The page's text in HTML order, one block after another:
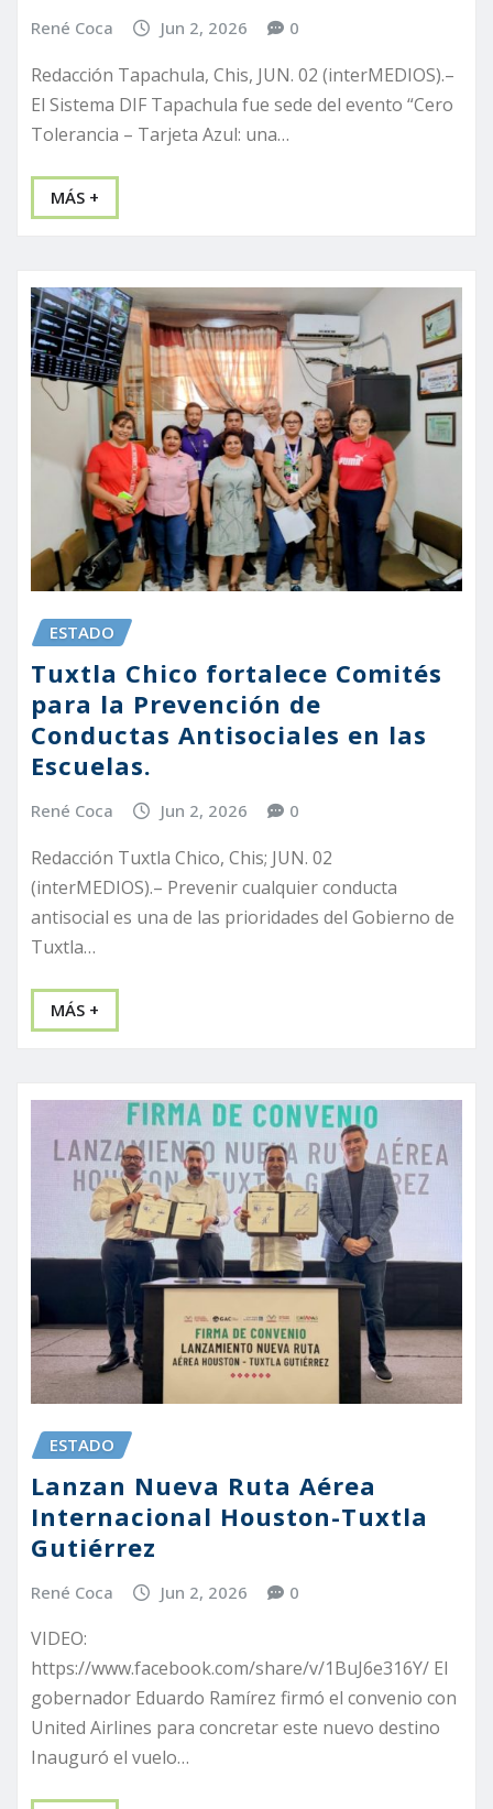
René Coca Jun 2, 2026 0
Redacción Tapachula, Chis, JUN. 02 (interMEDIOS).–
El Sistema DIF Tapachula fue sede del evento “Cero
Tolerancia – Tarjeta Azul: una…
MÁS +
ESTADO
Tuxtla Chico fortalece Comités
para la Prevención de
Conductas Antisociales en las
Escuelas.
René Coca Jun 2, 2026 0
Redacción Tuxtla Chico, Chis; JUN. 02
(interMEDIOS).– Prevenir cualquier conducta
antisocial es una de las prioridades del Gobierno de
Tuxtla…
MÁS +
ESTADO
Lanzan Nueva Ruta Aérea
Internacional Houston-Tuxtla
Gutiérrez
René Coca Jun 2, 2026 0
VIDEO:
https://www.facebook.com/share/v/1BuJ6e316Y/ El
gobernador Eduardo Ramírez firmó el convenio con
United Airlines para concretar este nuevo destino
Inauguró el vuelo…